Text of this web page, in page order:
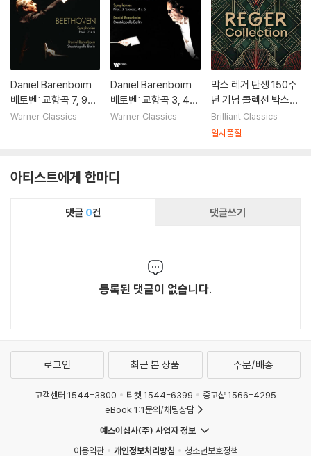
Daniel Barenboim
베토벤: 교향곡 7, 9번
(Beethoven: Symp
Warner Classics
Daniel Barenboim
베토벤: 교향곡 3, 4,
5번 (Beethoven: S
Warner Classics
막스 레거 탄생 150주
년 기념 콜렉션 박스세
트 (Reger Collectio
n)
Brilliant Classics
일시품절
아티스트에게 한마디
댓글 0건 댓글쓰기
등록된 댓글이 없습니다.
로그인 최근 본 상품 주문/배송
고객센터 1544-3800 티켓 1544-6399
중고샵 1566-4295
eBook 1:1문의/채팅상담
예스이십사(주) 사업자 정보
이용약관
개인정보처리방침 청소년보호정책